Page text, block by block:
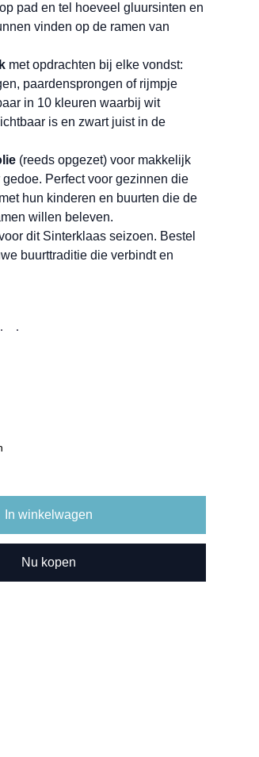
pad en tel hoeveel gluursinten en
vinden op de ramen van
met opdrachten bij elke vondst:
paardensprongen of rijmpje
in 10 kleuren waarbij wit
is en zwart juist in de
(reeds opgezet) voor makkelijk
Perfect voor gezinnen die
hun kinderen en buurten die de
willen beleven.
dit Sinterklaas seizoen. Bestel
buurttraditie die verbindt en
In winkelwagen
Nu kopen